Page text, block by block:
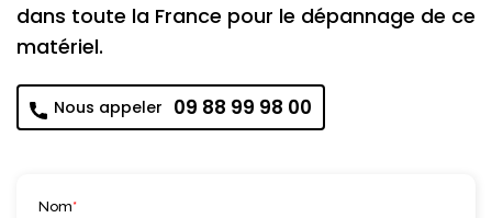
dans toute la France pour le dépannage de ce
matériel.
Nous appeler 09 88 99 98 00